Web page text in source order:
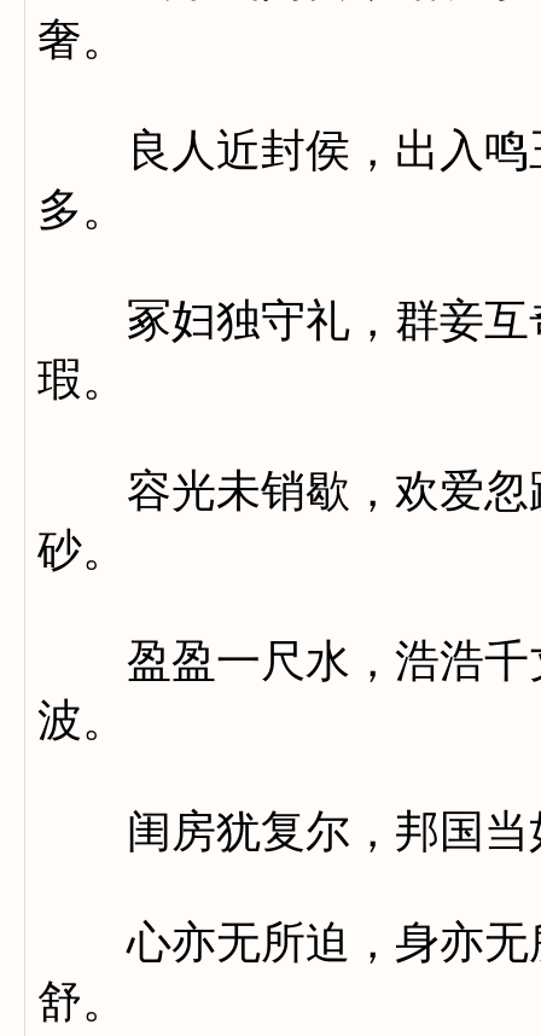
奢。
良人近封侯，出入鸣
多。
冢妇独守礼，群妾互
瑕。
容光未销歇，欢爱忽
砂。
盈盈一尺水，浩浩千
波。
闺房犹复尔，邦国当
心亦无所迫，身亦无
舒。